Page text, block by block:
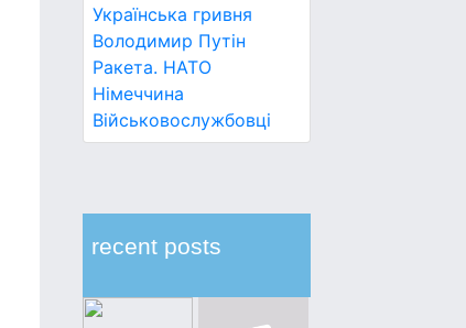
Українська гривня
Володимир Путін
Ракета. НАТО
Німеччина
Військовослужбовці
recent posts